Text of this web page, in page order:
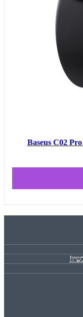
מעמד מגנטי לרכב עם טעינה אלחוטית בזוס Baseus C02 Pro